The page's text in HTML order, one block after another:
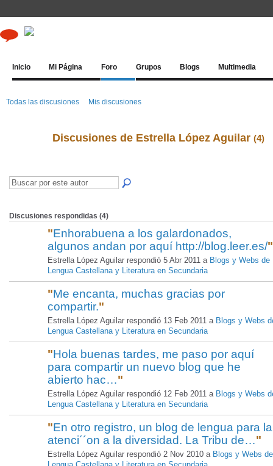
Inicio Mi Página Foro Grupos Blogs Multimedia
Todas las discusiones Mis discusiones
Discusiones de Estrella López Aguilar (4)
Discusiones respondidas (4)
"Enhorabuena a los galardonados,
algunos andan por aquí http://blog.leer.es/"
Estrella López Aguilar respondió 5 Abr 2011 a Blogs y Webs de
Lengua Castellana y Literatura en Secundaria
"Me encanta, muchas gracias por
compartir."
Estrella López Aguilar respondió 13 Feb 2011 a Blogs y Webs
Lengua Castellana y Literatura en Secundaria
"Hola buenas tardes, me paso por aquí
para compartir un nuevo blog que he
abierto hac…"
Estrella López Aguilar respondió 12 Feb 2011 a Blogs y Webs
Lengua Castellana y Literatura en Secundaria
"En otro registro, un blog de lengua para la
atenci´´on a la diversidad. La Tribu de…"
Estrella López Aguilar respondió 2 Nov 2010 a Blogs y Webs de